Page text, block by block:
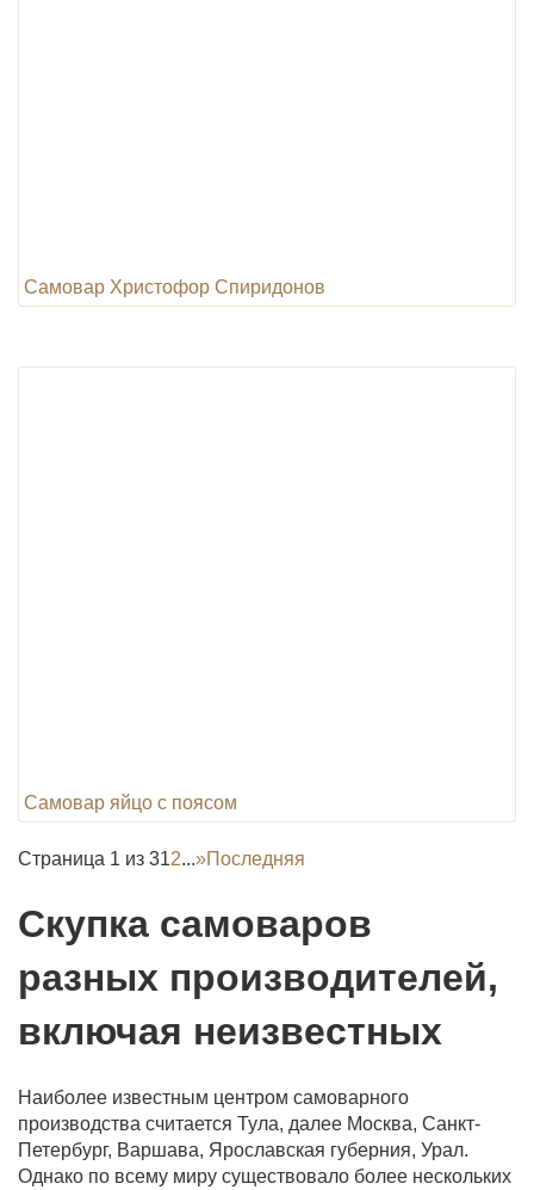
Самовар Христофор Спиридонов
Самовар яйцо с поясом
Страница 1 из 312...»Последняя
Скупка самоваров
разных производителей,
включая неизвестных
Наиболее известным центром самоварного
производства считается Тула, далее Москва, Санкт-
Петербург, Варшава, Ярославская губерния, Урал.
Однако по всему миру существовало более нескольких